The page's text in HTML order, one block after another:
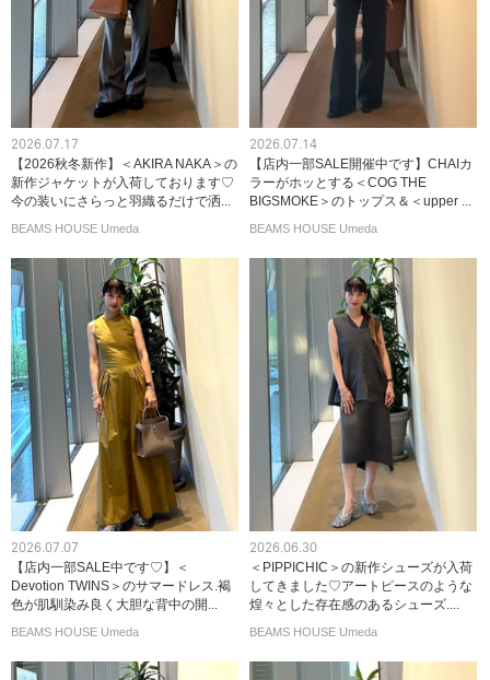
2026.07.17
【2026秋冬新作】＜AKIRA NAKA＞の
新作ジャケットが入荷しております♡
今の装いにさらっと羽織るだけで洒...
BEAMS HOUSE Umeda
2026.07.14
【店内一部SALE開催中です】CHAIカ
ラーがホッとする＜COG THE
BIGSMOKE＞のトップス＆＜upper ...
BEAMS HOUSE Umeda
2026.07.07
【店内一部SALE中です♡】＜
Devotion TWINS＞のサマードレス.褐
色が肌馴染み良く大胆な背中の開...
BEAMS HOUSE Umeda
2026.06.30
＜PIPPICHIC＞の新作シューズが入荷
してきました♡アートピースのような
煌々とした存在感のあるシューズ....
BEAMS HOUSE Umeda